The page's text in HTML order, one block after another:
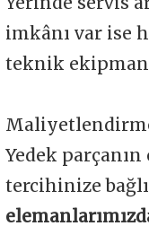
imkânı var ise
teknik ekipman
Yedek
tercihinize